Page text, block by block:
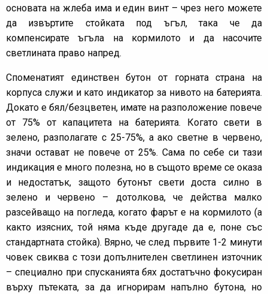
основата на жлеба има и един винт – чрез него можете
да извъртите стойката под ъгъл, така че да
компенсирате ъгъла на кормилото и да насочите
светлината право напред.
Споменатият единствен бутон от горната страна на
корпуса служи и като индикатор за нивото на батерията.
Докато е бял/безцветен, имате на разположение повече
от 75% от капацитета на батерията. Когато свети в
зелено, разполагате с 25-75%, а ако светне в червено,
значи остават не повече от 25%. Сама по себе си тази
индикация е много полезна, но в същото време се оказа
и недостатък, защото бутонът свети доста силно в
зелено и червено – дотолкова, че действа малко
разсейващо на погледа, когато фарът е на кормилото (а
както изясних, той няма къде другаде да е, поне със
стандартната стойка). Вярно, че след първите 1-2 минути
човек свиква с този допълнителен светлинен източник
– специално при спусканията бях достатъчно фокусиран
върху пътеката, за да игнорирам напълно бутона, но